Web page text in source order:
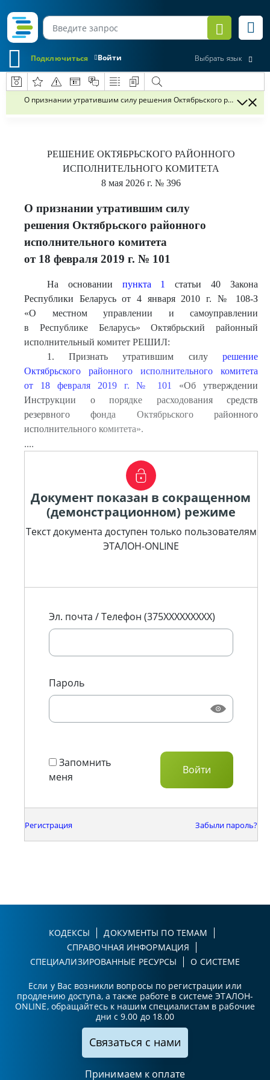
Войти
Подключиться Выбрать язык
О признании утратившим силу решения Октябрьского районного
РЕШЕНИЕ ОКТЯБРЬСКОГО РАЙОННОГО
ИСПОЛНИТЕЛЬНОГО КОМИТЕТА
8 мая 2026 г. № 396
О признании утратившим силу
решения Октябрьского районного
исполнительного комитета
от 18 февраля 2019 г. № 101
На основании пункта 1
статьи 40 Закона
Республики Беларусь от 4 января 2010 г. № 108-З
«О местном управлении и самоуправлении
в Республике Беларусь» Октябрьский районный
исполнительный комитет РЕШИЛ:
1. Признать утратившим силу решение
Октябрьского районного исполнительного комитета
от 18 февраля 2019 г. № 101
«Об утверждении
Инструкции о порядке расходования средств
резервного фонда Октябрьского районного
исполнительного комитета».
....
Документ показан в сокращенном
(демонстрационном) режиме
Текст документа доступен только пользователям
ЭТАЛОН-ONLINE
Эл. почта / Телефон (375XXXXXXXXX)
Пароль
Запомнить
меня
Регистрация Забыли пароль?
КОДЕКСЫ
ДОКУМЕНТЫ ПО ТЕМАМ
СПРАВОЧНАЯ ИНФОРМАЦИЯ
СПЕЦИАЛИЗИРОВАННЫЕ РЕСУРСЫ
О СИСТЕМЕ
Если у Вас возникли вопросы по регистрации или
продлению доступа, а также работе в системе ЭТАЛОН-
ONLINE, обращайтесь к нашим специалистам в рабочие
дни с 9.00 до 18.00
Связаться с нами
Принимаем к оплате